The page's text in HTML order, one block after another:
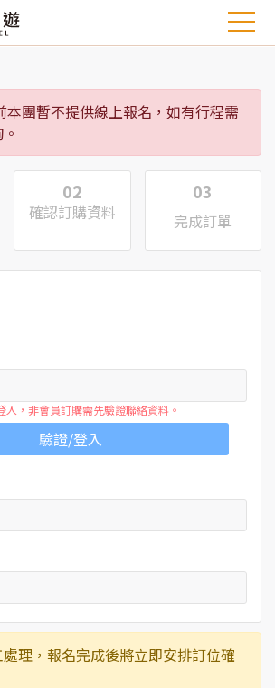
本團暫不提供線上報名，如有行程需
02
確認訂購資料
03
完成訂單
入，非會員訂購需先驗證聯絡資料。
驗證/登入
理，報名完成後將立即安排訂位確